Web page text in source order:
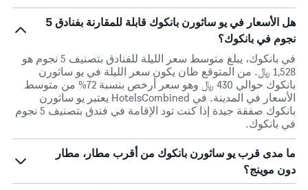
هل الأسعار في يو ساثورن بانكوك قابلة للمقارنة بفنادق 5
نجوم في بانكوك؟
في بانكوك، يبلغ متوسط ​​سعر الليلة للفنادق بتصنيف 5 نجوم هو
1,528 ﷼. من المتوقع ظان يكون سعر الليلة في يو ساثورن
بانكوك حوالي 430 ﷼ وهو سعر أرخص بنسبة 72% من متوسط
الأسعار في المدينة. في HotelsCombined يعتبر يو ساثورن
بانكوك صفقة جيدة إذا كنت تود الإقامة في فندق بتصنيف 5 نجوم
في بانكوك.
ما مدى قرب يو ساثورن بانكوك من أقرب مطار، مطار
دون موينج؟